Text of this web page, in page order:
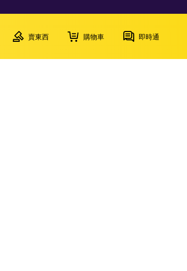
賣東西 購物車 即時通